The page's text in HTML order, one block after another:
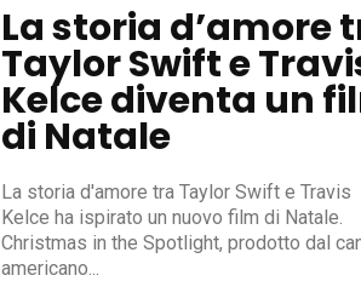
La storia d’amore
Taylor Swift e
Kelce diventa un
di Natale
La storia d'amore tra Taylor Swift e Travis
Kelce ha ispirato un nuovo film di Natale.
Christmas in the Spotlight, prodotto dal
americano...